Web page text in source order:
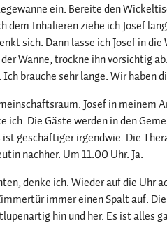
ein. Bereite den
dem Inhalieren ziehe ich Josef
sich. Dann lasse ich Josef in
Wanne, trockne ihn vorsichtig
brauche sehr lange. Wir haben
Josef in meinem
ich. Die Gäste werden in den
geschäftiger irgendwie. Die
nachher. Um 11.00 Uhr. Ja.
denke ich. Wieder auf die Uhr
immer einen Spalt auf.
hin und her. Es ist alles